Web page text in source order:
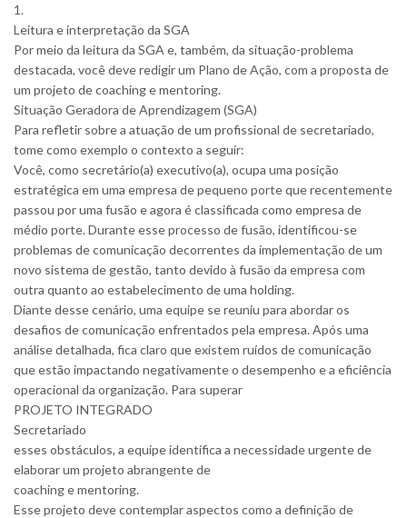
1.
Leitura e interpretação da SGA
Por meio da leitura da SGA e, também, da situação-problema
destacada, você deve redigir um Plano de Ação, com a proposta de
um projeto de coaching e mentoring.
Situação Geradora de Aprendizagem (SGA)
Para refletir sobre a atuação de um profissional de secretariado,
tome como exemplo o contexto a seguir:
Você, como secretário(a) executivo(a), ocupa uma posição
estratégica em uma empresa de pequeno porte que recentemente
passou por uma fusão e agora é classificada como empresa de
médio porte. Durante esse processo de fusão, identificou-se
problemas de comunicação decorrentes da implementação de um
novo sistema de gestão, tanto devido à fusão da empresa com
outra quanto ao estabelecimento de uma holding.
Diante desse cenário, uma equipe se reuniu para abordar os
desafios de comunicação enfrentados pela empresa. Após uma
análise detalhada, fica claro que existem ruídos de comunicação
que estão impactando negativamente o desempenho e a eficiência
operacional da organização. Para superar
PROJETO INTEGRADO
Secretariado
esses obstáculos, a equipe identifica a necessidade urgente de
elaborar um projeto abrangente de
coaching e mentoring.
Esse projeto deve contemplar aspectos como a definição de